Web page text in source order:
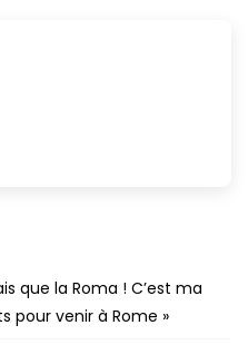
que la Roma ! C’est ma
pour venir à Rome »